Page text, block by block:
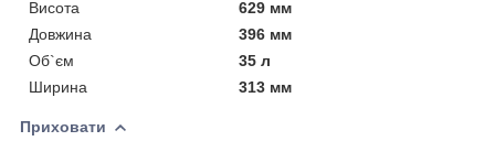
Висота
629 мм
Довжина
396 мм
Об`єм
35 л
Ширина
313 мм
Приховати